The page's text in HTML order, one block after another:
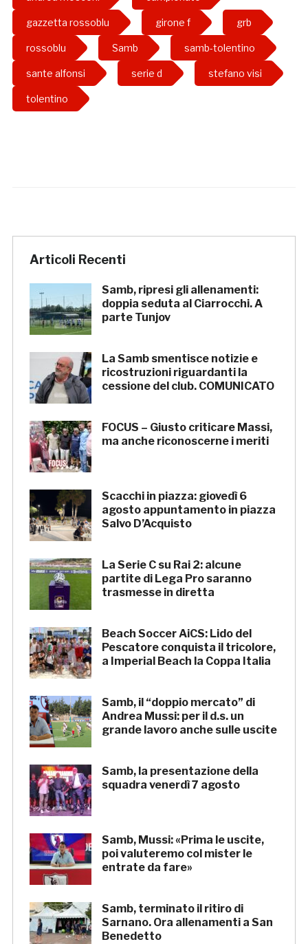
gazzetta rossoblu girone f grb
rossoblu Samb samb-tolentino
sante alfonsi serie d stefano visi
tolentino
Articoli Recenti
Samb, ripresi gli allenamenti:
doppia seduta al Ciarrocchi. A
parte Tunjov
La Samb smentisce notizie e
ricostruzioni riguardanti la
cessione del club. COMUNICATO
FOCUS – Giusto criticare Massi,
ma anche riconoscerne i meriti
Scacchi in piazza: giovedì 6
agosto appuntamento in piazza
Salvo D’Acquisto
La Serie C su Rai 2: alcune
partite di Lega Pro saranno
trasmesse in diretta
Beach Soccer AiCS: Lido del
Pescatore conquista il tricolore,
a Imperial Beach la Coppa Italia
Samb, il “doppio mercato” di
Andrea Mussi: per il d.s. un
grande lavoro anche sulle uscite
Samb, la presentazione della
squadra venerdì 7 agosto
Samb, Mussi: «Prima le uscite,
poi valuteremo col mister le
entrate da fare»
Samb, terminato il ritiro di
Sarnano. Ora allenamenti a San
Benedetto